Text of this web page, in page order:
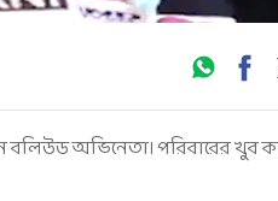
অভিনেতা। পরিবারের খুব